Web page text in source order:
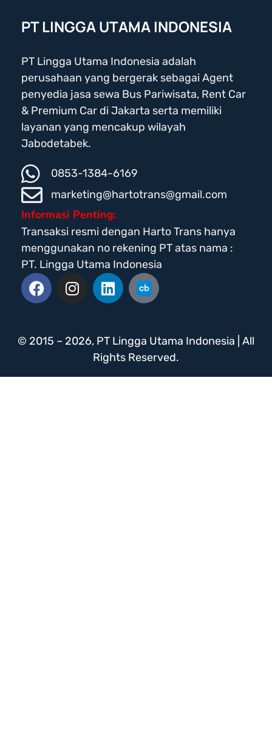
PT LINGGA UTAMA INDONESIA
PT Lingga Utama Indonesia adalah
perusahaan yang bergerak sebagai Agent
penyedia jasa sewa Bus Pariwisata, Rent Car
& Premium Car di Jakarta serta memiliki
layanan yang mencakup wilayah
Jabodetabek.
0853-1384-6169
marketing@hartotrans@gmail.com
Informasi Penting:
Transaksi resmi dengan Harto Trans hanya
menggunakan no rekening PT atas nama :
PT. Lingga Utama Indonesia
© 2015 – 2026, PT Lingga Utama Indonesia | All
Rights Reserved.